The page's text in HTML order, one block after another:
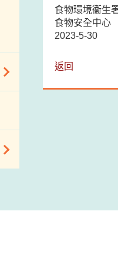
食物環境衞生
食物安全中心
2023-5-30
返回